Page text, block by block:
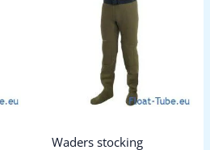
Waders stocking